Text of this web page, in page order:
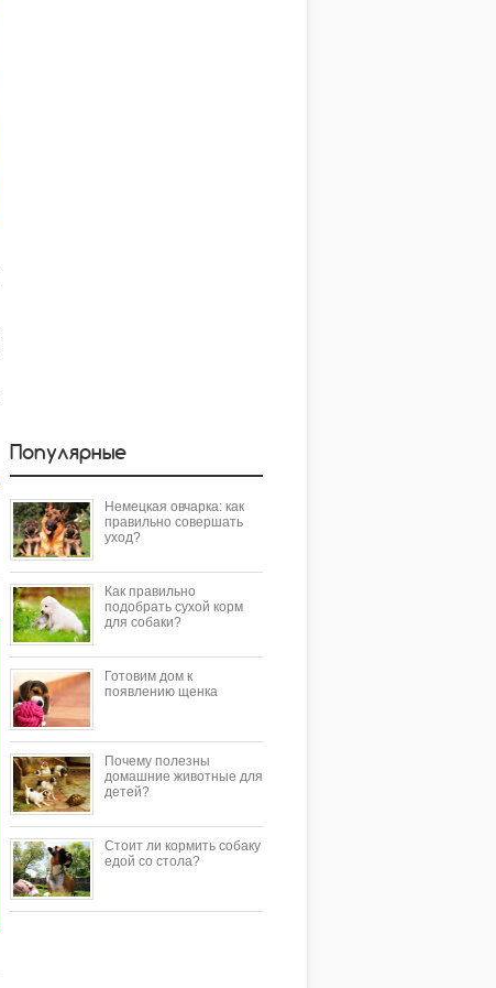
Популярные
Немецкая овчарка: как
правильно совершать
уход?
Как правильно
подобрать сухой корм
для собаки?
Готовим дом к
появлению щенка
Почему полезны
домашние животные для
детей?
Стоит ли кормить собаку
едой со стола?